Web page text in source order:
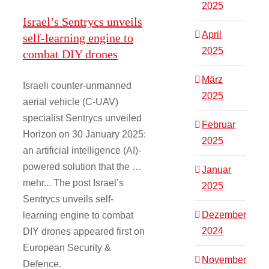
Israel’s Sentrycs unveils
self-learning engine to
combat DIY drones
Israeli counter-unmanned
aerial vehicle (C-UAV)
specialist Sentrycs unveiled
Horizon on 30 January 2025:
an artificial intelligence (AI)-
powered solution that the …
mehr... The post Israel’s
Sentrycs unveils self-
learning engine to combat
DIY drones appeared first on
European Security &
Defence.
2025
April
2025
März
2025
Februar
2025
Januar
2025
Dezember
2024
November